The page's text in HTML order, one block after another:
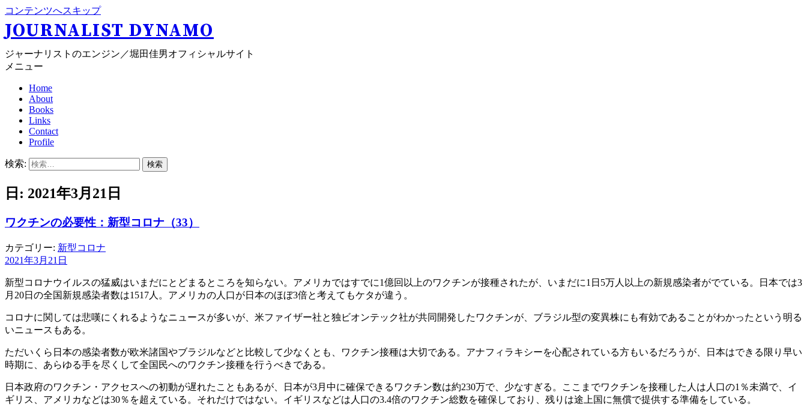
コンテンツへスキップ
JOURNALIST DYNAMO
ジャーナリストのエンジン／堀田佳男オフィシャルサイト
メニュー
Home
About
Books
Links
Contact
Profile
検索:
日: 2021年3月21日
ワクチンの必要性：新型コロナ（33）
カテゴリー: 新型コロナ
2021年3月21日
新型コロナウイルスの猛威はいまだにとどまるところを知らない。アメリカではすでに1億回以上のワクチンが接種されたが、いまだに1日5万人以上の新規感染者がでている。日本では3
月20日の全国新規感染者数は1517人。アメリカの人口が日本のほぼ3倍と考えてもケタが違う。
コロナに関しては悲嘆にくれるようなニュースが多いが、米ファイザー社と独ビオンテック社が共同開発したワクチンが、ブラジル型の変異株にも有効であることがわかったという明る
いニュースもある。
ただいくら日本の感染者数が欧米諸国やブラジルなどと比較して少なくとも、ワクチン接種は大切である。アナフィラキシーを心配されている方もいるだろうが、日本はできる限り早い
時期に、あらゆる手を尽くして全国民へのワクチン接種を行うべきである。
日本政府のワクチン・アクセスへの初動が遅れたこともあるが、日本が3月中に確保できるワクチン数は約230万で、少なすぎる。ここまでワクチンを接種した人は人口の1％未満で、イ
ギリス、アメリカなどは30％を超えている。それだけではない。イギリスなどは人口の3.4倍のワクチン総数を確保しており、残りは途上国に無償で提供する準備をしている。